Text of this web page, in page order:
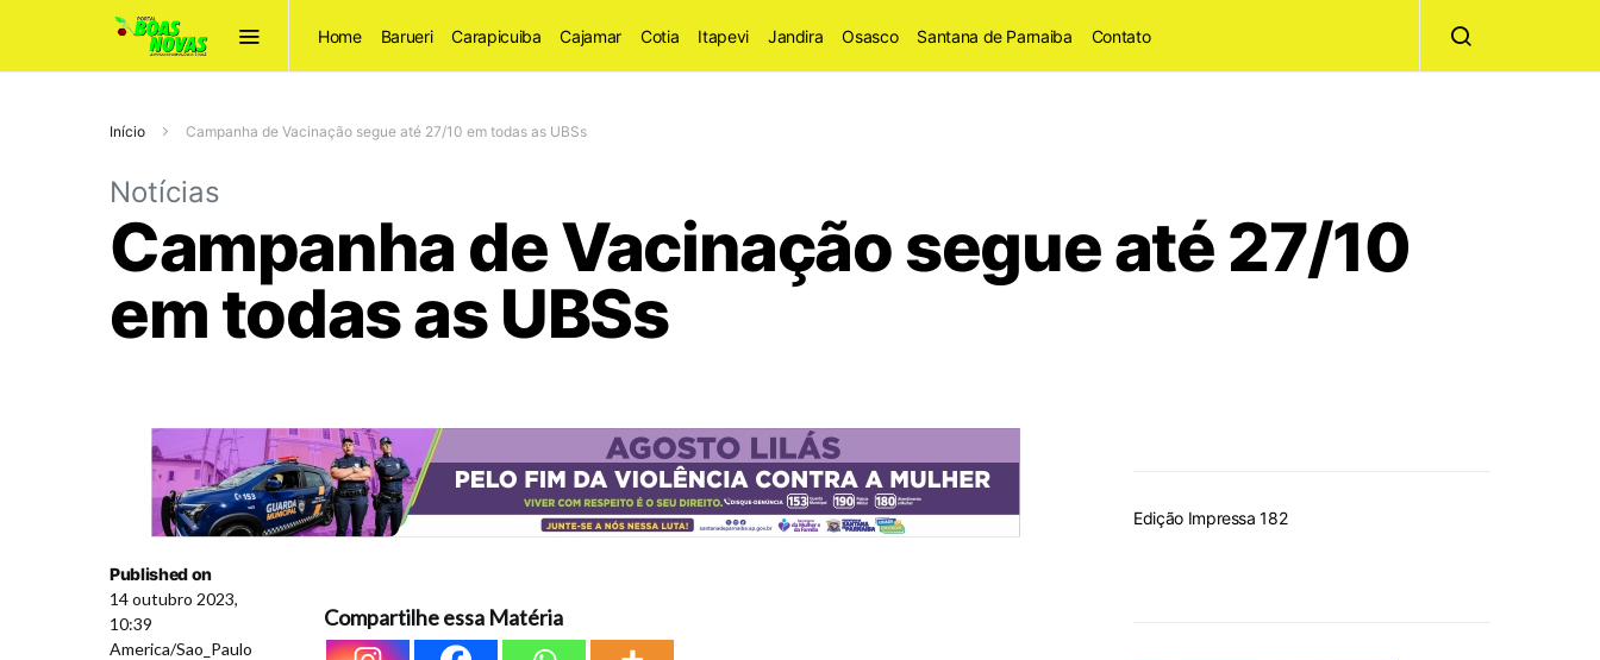
Home Barueri Carapicuiba Cajamar Cotia Itapevi Jandira Osasco Santana de Parnaiba Contato
Início Campanha de Vacinação segue até 27/10 em todas as UBSs
Notícias
Campanha de Vacinação segue até 27/10
em todas as UBSs
Published on
14 outubro 2023,
10:39
America/Sao_Paulo
Compartilhe essa Matéria
Edição Impressa 182